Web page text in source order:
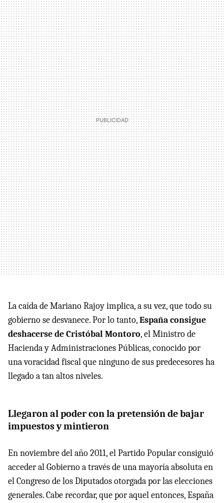
La caída de Mariano Rajoy implica, a su vez, que todo su
gobierno se desvanece. Por lo tanto,España consigue
deshacerse de Cristóbal Montoro, el Ministro de
Hacienda y Administraciones Públicas, conocido por
una voracidad fiscal que ninguno de sus predecesores ha
llegado a tan altos niveles.
Llegaron al poder con la pretensión de bajar
impuestos y mintieron
En noviembre del año 2011, el Partido Popular consiguió
acceder al Gobierno a través de una mayoría absoluta en
el Congreso de los Diputados otorgada por las elecciones
generales. Cabe recordar, que por aquel entonces, España